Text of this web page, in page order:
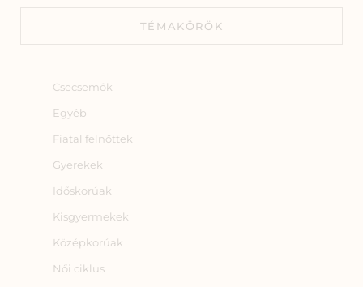
TÉMAKÖRÖK
Csecsemők
Egyéb
Fiatal felnőttek
Gyerekek
Időskorúak
Kisgyermekek
Középkorúak
Női ciklus